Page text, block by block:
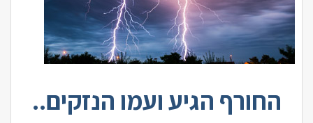
החורף הגיע ועמו הנזקים..